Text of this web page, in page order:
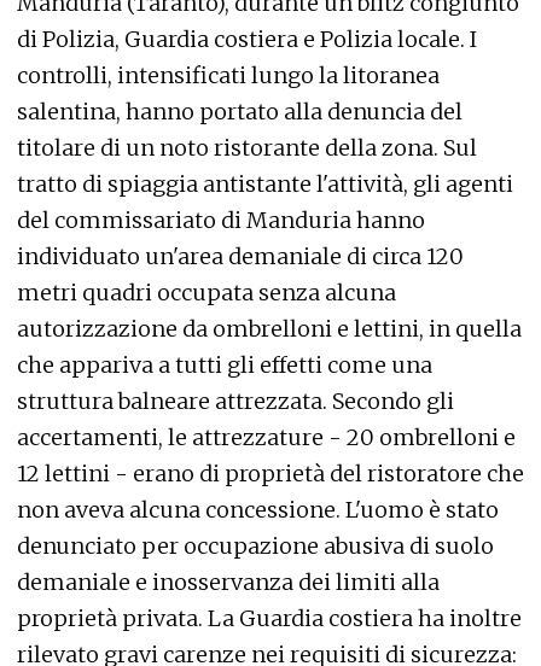
di Polizia, Guardia costiera e Polizia locale. I
controlli, intensificati lungo la litoranea
salentina, hanno portato alla denuncia del
titolare di un noto ristorante della zona. Sul
tratto di spiaggia antistante l'attività, gli agenti
del commissariato di Manduria hanno
individuato un'area demaniale di circa 120
metri quadri occupata senza alcuna
autorizzazione da ombrelloni e lettini, in quella
che appariva a tutti gli effetti come una
struttura balneare attrezzata. Secondo gli
accertamenti, le attrezzature - 20 ombrelloni e
12 lettini - erano di proprietà del ristoratore che
non aveva alcuna concessione. L'uomo è stato
denunciato per occupazione abusiva di suolo
demaniale e inosservanza dei limiti alla
proprietà privata. La Guardia costiera ha inoltre
rilevato gravi carenze nei requisiti di sicurezza: